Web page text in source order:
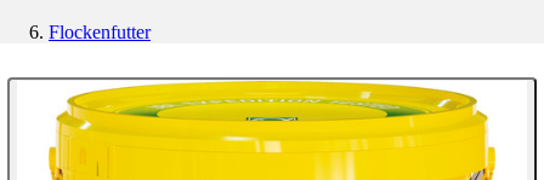
Flockenfutter